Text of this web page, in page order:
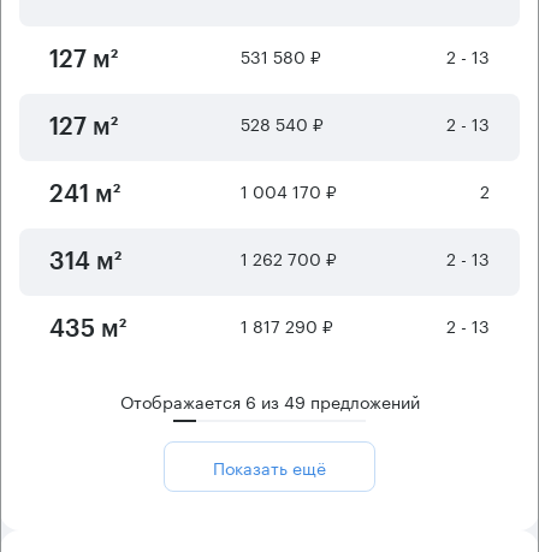
127 м² 531 580 ₽ 2 - 13
127 м² 528 540 ₽ 2 - 13
241 м² 1 004 170 ₽ 2
314 м² 1 262 700 ₽ 2 - 13
435 м² 1 817 290 ₽ 2 - 13
Отображается 6 из49 предложений
Показать ещё